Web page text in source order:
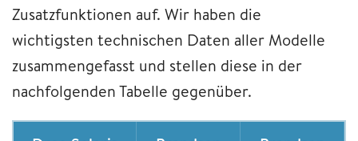
Zusatzfunktionen auf. Wir haben die
wichtigsten technischen Daten aller Modelle
zusammengefasst und stellen diese in der
nachfolgenden Tabelle gegenüber.